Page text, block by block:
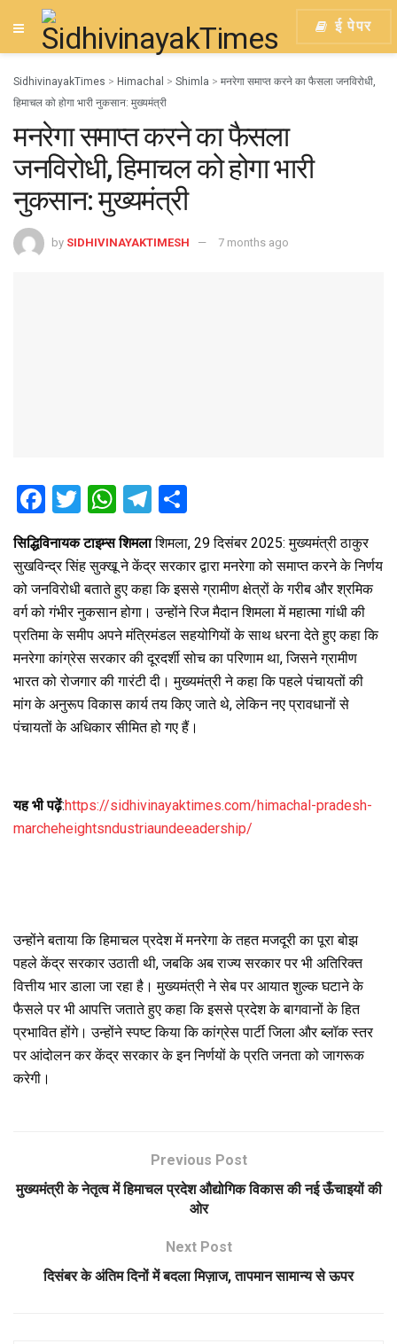
ई पेपर
SidhivinayakTimes > Himachal > Shimla > मनरेगा समाप्त करने का फैसला जनविरोधी,
हिमाचल को होगा भारी नुकसान: मुख्यमंत्री
मनरेगा समाप्त करने का फैसला
जनविरोधी, हिमाचल को होगा भारी
नुकसान: मुख्यमंत्री
by SIDHIVINAYAKTIMESH 7 months ago
F
a
ce
b
o
o
k
T
tt
er
W
h
at
s
A
p
p
T
el
e
gr
a
m
ar
e
सिद्धिविनायक टाइम्स शिमलाशिमला, 29 दिसंबर 2025: मुख्यमंत्री ठाकुर
सुखविन्द्र सिंह सुक्खू ने केंद्र सरकार द्वारा मनरेगा को समाप्त करने के निर्णय
को जनविरोधी बताते हुए कहा कि इससे ग्रामीण क्षेत्रों के गरीब और श्रमिक
वर्ग को गंभीर नुकसान होगा। उन्होंने रिज मैदान शिमला में महात्मा गांधी की
प्रतिमा के समीप अपने मंत्रिमंडल सहयोगियों के साथ धरना देते हुए कहा कि
मनरेगा कांग्रेस सरकार की दूरदर्शी सोच का परिणाम था, जिसने ग्रामीण
भारत को रोजगार की गारंटी दी। मुख्यमंत्री ने कहा कि पहले पंचायतों की
मांग के अनुरूप विकास कार्य तय किए जाते थे, लेकिन नए प्रावधानों से
पंचायतों के अधिकार सीमित हो गए हैं।
यह भी पढ़ें:https://sidhivinayaktimes.com/himachal-pradesh-
marcheheightsndustriaundeeadership/
उन्होंने बताया कि हिमाचल प्रदेश में मनरेगा के तहत मजदूरी का पूरा बोझ
पहले केंद्र सरकार उठाती थी, जबकि अब राज्य सरकार पर भी अतिरिक्त
वित्तीय भार डाला जा रहा है। मुख्यमंत्री ने सेब पर आयात शुल्क घटाने के
फैसले पर भी आपत्ति जताते हुए कहा कि इससे प्रदेश के बागवानों के हित
प्रभावित होंगे। उन्होंने स्पष्ट किया कि कांग्रेस पार्टी जिला और ब्लॉक स्तर
पर आंदोलन कर केंद्र सरकार के इन निर्णयों के प्रति जनता को जागरूक
करेगी।
Previous Post
मुख्यमंत्री के नेतृत्व में हिमाचल प्रदेश औद्योगिक विकास की नई ऊँचाइयों की
ओर
Next Post
दिसंबर के अंतिम दिनों में बदला मिज़ाज, तापमान सामान्य से ऊपर